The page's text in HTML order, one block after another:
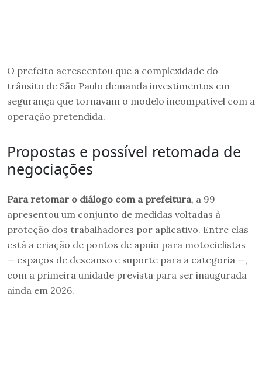
O prefeito acrescentou que a complexidade do
trânsito de São Paulo demanda investimentos em
segurança que tornavam o modelo incompatível com a
operação pretendida.
Propostas e possível retomada de
negociações
Para retomar o diálogo com a prefeitura, a 99
apresentou um conjunto de medidas voltadas à
proteção dos trabalhadores por aplicativo. Entre elas
está a criação de pontos de apoio para motociclistas
— espaços de descanso e suporte para a categoria —,
com a primeira unidade prevista para ser inaugurada
ainda em 2026.